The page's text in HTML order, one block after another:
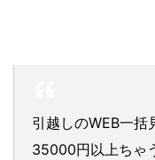
引越しのWEB一
35000円以上ちゃ